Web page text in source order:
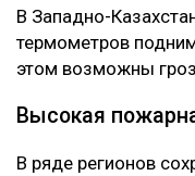
В Западно-
термометров
этом возможны
Высокая
В ряде регионов